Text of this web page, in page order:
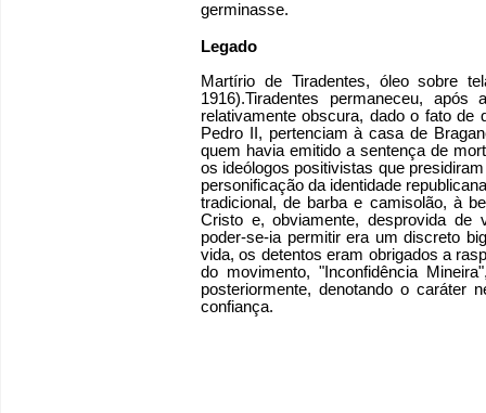
germinasse.
Legado
Martírio de Tiradentes, óleo sobre
1916).Tiradentes permaneceu,
relativamente obscura, dado o fato
Pedro II, pertenciam à casa de
quem havia emitido a sentença de
os ideólogos positivistas que
personificação da identidade
tradicional, de barba e camisolão, à
Cristo e, obviamente, desprovida de
poder-se-ia permitir era um discreto
vida, os detentos eram obrigados a
do movimento, "Inconfidência
posteriormente, denotando o caráter
confiança.